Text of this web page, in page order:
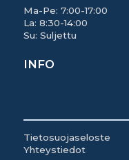
Ma-Pe: 7:00-17:00
La: 8:30-14:00
Su: Suljettu
INFO
Tietosuojaseloste
Yhteystiedot